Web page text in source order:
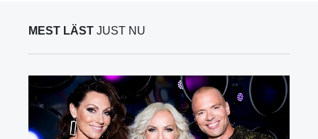
MEST LÄST JUST NU